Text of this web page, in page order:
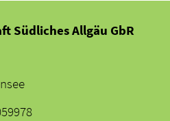
Südliches Allgäu GbR